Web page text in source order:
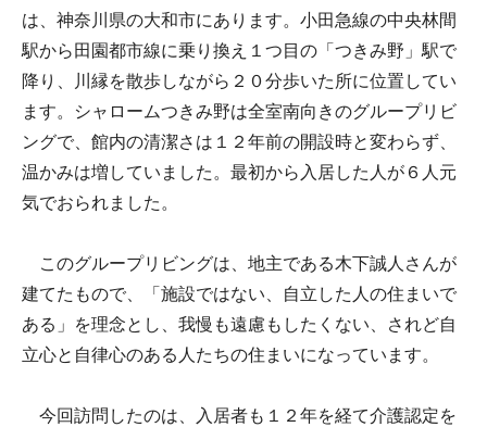
は、神奈川県の大和市にあります。小田急線の中央林間
駅から田園都市線に乗り換え１つ目の「つきみ野」駅で
降り、川縁を散歩しながら２０分歩いた所に位置してい
ます。シャロームつきみ野は全室南向きのグループリビ
ングで、館内の清潔さは１２年前の開設時と変わらず、
温かみは増していました。最初から入居した人が６人元
気でおられました。
このグループリビングは、地主である木下誠人さんが
建てたもので、「施設ではない、自立した人の住まいで
ある」を理念とし、我慢も遠慮もしたくない、されど自
立心と自律心のある人たちの住まいになっています。
今回訪問したのは、入居者も１２年を経て介護認定を